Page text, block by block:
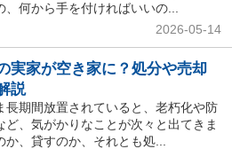
何から手を付ければいいの...
2026-05-14
実家が空き家に？処分や売却
説
長期間放置されていると、老朽化や防
、気がかりなことが次々と出てきま
、貸すのか、それとも処...